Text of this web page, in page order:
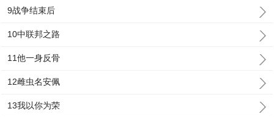
9战争结束后
10中联邦之路
11他一身反骨
12雌虫名安佩
13我以你为荣